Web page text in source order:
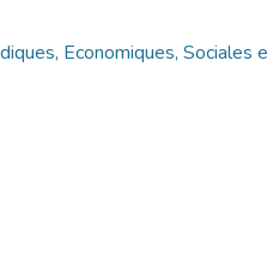
Economiques, Sociales